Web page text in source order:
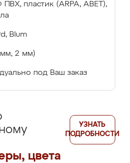
пластик (ARPA, ABET),
Blum
мм, 2 мм)
под Ваш заказ
цвета
УЗНАТЬ
ПОДРОБНОСТИ